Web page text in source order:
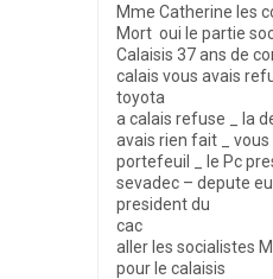
Mme Catherine les
Mort oui le partie
Calaisis 37 ans de
calais vous avais
toyota
a calais refuse _ la
avais rien fait _
portefeuil _ le Pc
sevadec – depute
president du
cac
aller les socialistes
pour le calaisis